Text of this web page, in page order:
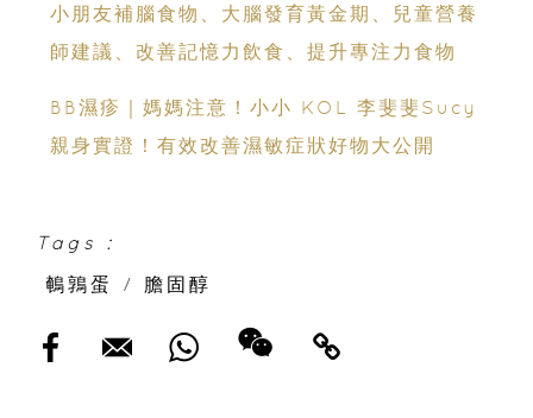
小朋友補腦食物、大腦發育黃金期、兒童營養
師建議、改善記憶力飲食、提升專注力食物
BB濕疹｜媽媽注意！小小 KOL 李斐斐Sucy
親身實證！有效改善濕敏症狀好物大公開
Tags :
鵪鶉蛋
/ 膽固醇